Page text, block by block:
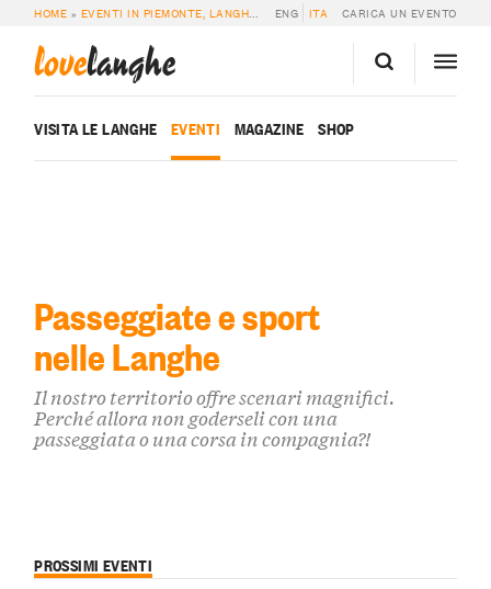
HOME » EVENTI IN PIEMONTE, LANGHE E ROERO »EVENTI SPORTIVI &
ENG ITA CARICA UN EVENTO
lovelanghe
VISITA LE LANGHE EVENTI MAGAZINE SHOP
Passeggiate e sport
nelle Langhe
Il nostro territorio offre scenari magnifici.
Perché allora non goderseli con una
passeggiata o una corsa in compagnia?!
PROSSIMI EVENTI